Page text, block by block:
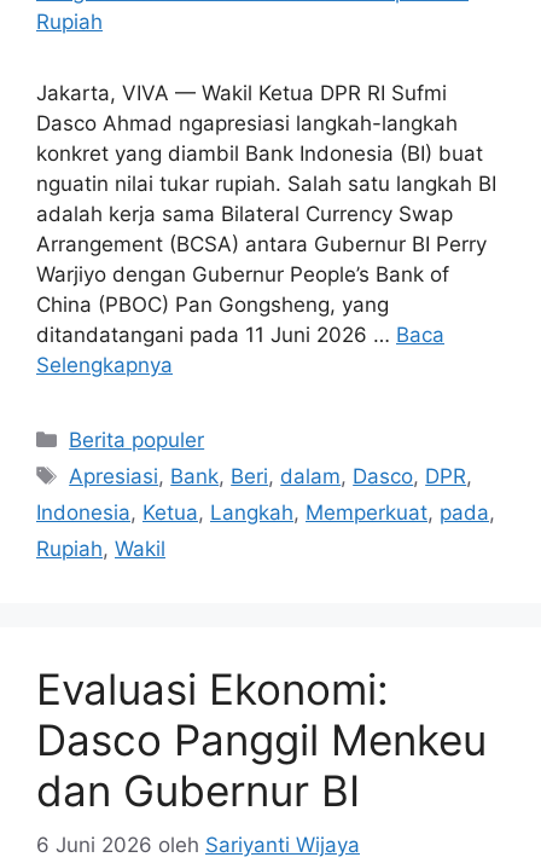
Jakarta, VIVA — Wakil Ketua DPR RI Sufmi
Dasco Ahmad ngapresiasi langkah-langkah
konkret yang diambil Bank Indonesia (BI) buat
nguatin nilai tukar rupiah. Salah satu langkah BI
adalah kerja sama Bilateral Currency Swap
Arrangement (BCSA) antara Gubernur BI Perry
Warjiyo dengan Gubernur People’s Bank of
China (PBOC) Pan Gongsheng, yang
ditandatangani pada 11 Juni 2026 … Baca
Selengkapnya
Kategori
Berita populer
Tag
Apresiasi, Bank, Beri, dalam, Dasco, DPR,
Indonesia, Ketua, Langkah, Memperkuat, pada,
Rupiah, Wakil
Evaluasi Ekonomi:
Dasco Panggil Menkeu
dan Gubernur BI
6 Juni 2026 oleh Sariyanti Wijaya